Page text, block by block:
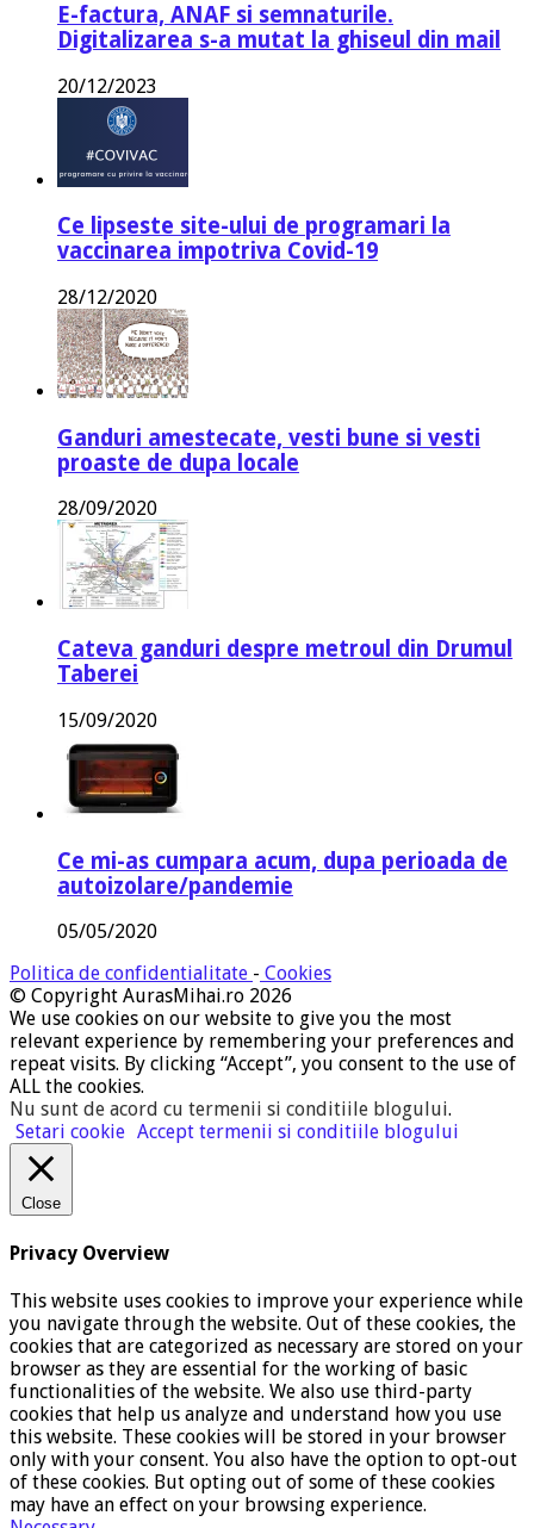
E-factura, ANAF si semnaturile.
Digitalizarea s-a mutat la ghiseul din mail
20/12/2023
Ce lipseste site-ului de programari la
vaccinarea impotriva Covid-19
28/12/2020
Ganduri amestecate, vesti bune si vesti
proaste de dupa locale
28/09/2020
Cateva ganduri despre metroul din Drumul
Taberei
15/09/2020
Ce mi-as cumpara acum, dupa perioada de
autoizolare/pandemie
05/05/2020
Politica de confidentialitate - Cookies
© Copyright AurasMihai.ro 2026
We use cookies on our website to give you the most
relevant experience by remembering your preferences and
repeat visits. By clicking “Accept”, you consent to the use of
ALL the cookies.
Nu sunt de acord cu termenii si conditiile blogului.
Setari cookie Accept termenii si conditiile blogului
Close
Privacy Overview
This website uses cookies to improve your experience while
you navigate through the website. Out of these cookies, the
cookies that are categorized as necessary are stored on your
browser as they are essential for the working of basic
functionalities of the website. We also use third-party
cookies that help us analyze and understand how you use
this website. These cookies will be stored in your browser
only with your consent. You also have the option to opt-out
of these cookies. But opting out of some of these cookies
may have an effect on your browsing experience.